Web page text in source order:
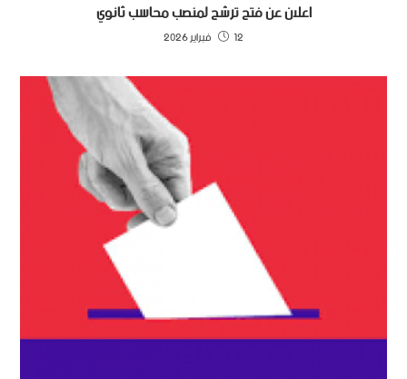
اعلان عن فتح ترشح لمنصب محاسب ثانوي
12 فبراير 2026